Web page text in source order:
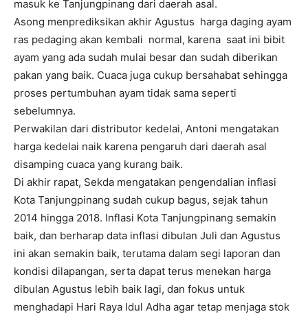
masuk ke Tanjungpinang dari daerah asal.
Asong menprediksikan akhir Agustus harga daging ayam
ras pedaging akan kembali normal, karena saat ini bibit
ayam yang ada sudah mulai besar dan sudah diberikan
pakan yang baik. Cuaca juga cukup bersahabat sehingga
proses pertumbuhan ayam tidak sama seperti
sebelumnya.
Perwakilan dari distributor kedelai, Antoni mengatakan
harga kedelai naik karena pengaruh dari daerah asal
disamping cuaca yang kurang baik.
Di akhir rapat, Sekda mengatakan pengendalian inflasi
Kota Tanjungpinang sudah cukup bagus, sejak tahun
2014 hingga 2018. Inflasi Kota Tanjungpinang semakin
baik, dan berharap data inflasi dibulan Juli dan Agustus
ini akan semakin baik, terutama dalam segi laporan dan
kondisi dilapangan, serta dapat terus menekan harga
dibulan Agustus lebih baik lagi, dan fokus untuk
menghadapi Hari Raya Idul Adha agar tetap menjaga stok